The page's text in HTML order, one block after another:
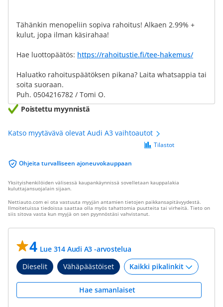
Tähänkin menopeliin sopiva rahoitus! Alkaen 2.99% +
kulut, jopa ilman käsirahaa!
Hae luottopäätös: https://rahoitustie.fi/tee-hakemus/
Haluatko rahoituspäätöksen pikana? Laita whatsappia tai
soita suoraan.
Puh. 0504216782 / Tomi O.
Poistettu myynnistä
Katso myytävävä olevat Audi A3 vaihtoautot
Ohjeita turvalliseen ajoneuvokauppaan
Tilastot
Yksityishenkilöiden välisessä kaupankäynnissä sovelletaan kauppalakia
kuluttajansuojalain sijaan.
Nettiauto.com ei ota vastuuta myyjän antamien tietojen paikkansapitävyydestä.
Ilmoitetuissa tiedoissa saattaa olla myös tahattomia puutteita tai virheitä. Tieto on
siis sitova vasta kun myyjä on sen pyynnöstäsi vahvistanut.
4 Lue 314 Audi A3 -arvostelua
Dieselit
Vähäpäästöiset
Hae samanlaiset